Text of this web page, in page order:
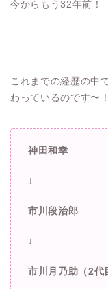
今からもう32年前！
これまでの経歴の中
わっているのです〜！
神田和幸
↓
市川段治郎
↓
市川月乃助（2代